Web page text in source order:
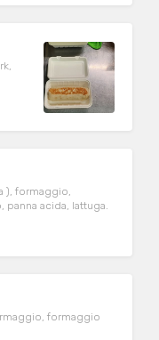
), formaggio,
acida, lattuga.
formaggio